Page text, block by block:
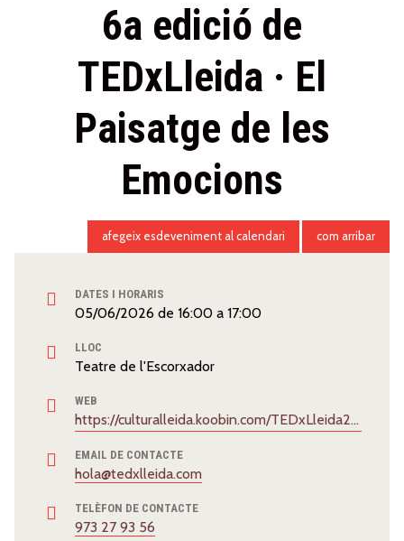
6a edició de
TEDxLleida · El
Paisatge de les
Emocions
DATES I HORARIS
05/06/2026 de 16:00 a 17:00
LLOC
Teatre de l'Escorxador
WEB
https://culturalleida.koobin.com/TEDxLleida2026_cat
EMAIL DE CONTACTE
hola@tedxlleida.com
TELÈFON DE CONTACTE
973 27 93 56
afegeix esdeveniment al calendari com arribar